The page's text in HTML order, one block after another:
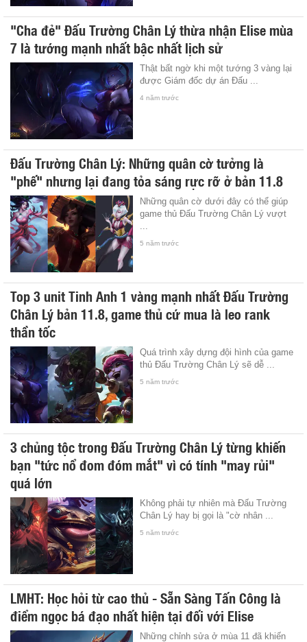
"Cha đẻ" Đấu Trường Chân Lý thừa nhận Elise mùa
7 là tướng mạnh nhất bậc nhất lịch sử
Thật bất ngờ khi một tướng 3 vàng lại
được Giám đốc dự án Đấu ...
4 năm trước
Đấu Trường Chân Lý: Những quân cờ tưởng là
"phế" nhưng lại đang tỏa sáng rực rỡ ở bản 11.8
Những quân cờ dưới đây có thể giúp
game thủ Đấu Trường Chân Lý vượt
5 năm trước
Top 3 unit Tinh Anh 1 vàng mạnh nhất Đấu Trường
Chân Lý bản 11.8, game thủ cứ mua là leo rank
thần tốc
Quá trình xây dựng đội hình của game
thủ Đấu Trường Chân Lý sẽ dễ ...
5 năm trước
3 chủng tộc trong Đấu Trường Chân Lý từng khiến
bạn "tức nổ đom đóm mắt" vì có tính "may rủi"
quá lớn
Không phải tự nhiên mà Đấu Trường
Chân Lý hay bị gọi là "cờ nhân ...
5 năm trước
LMHT: Học hỏi từ cao thủ - Sẵn Sàng Tấn Công là
điểm ngọc bá đạo nhất hiện tại đối với Elise
Những chỉnh sửa ở mùa 11 đã khiến